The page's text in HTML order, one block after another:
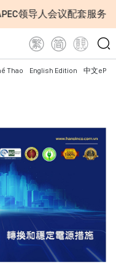
配套服务项目工程认定
Thao English Edition 中文